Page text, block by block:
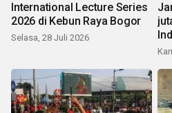
International Lecture Series
2026 di Kebun Raya Bogor
Selasa, 28 Juli 2026